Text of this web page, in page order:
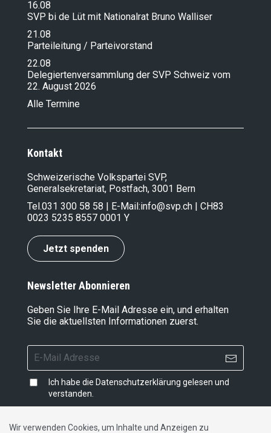
16.08
SVP bi de Lüt mit Nationalrat Bruno Walliser
21.08
Parteileitung / Parteivorstand
22.08
Delegiertenversammlung der SVP Schweiz vom
22. August 2026
Alle Termine
Kontakt
Schweizerische Volkspartei SVP,
Generalsekretariat, Postfach, 3001 Bern
Tel.031 300 58 58 | E-Mail:info@svp.ch | CH83
0023 5235 8557 0001 Y
Jetzt spenden
Newsletter Abonnieren
Geben Sie Ihre E-Mail Adresse ein, und erhalten
Sie die aktuellsten Informationen zuerst.
Ich habe die Datenschutzerklärung gelesen und
verstanden.
Wir verwenden Cookies, um Inhalte und Anzeigen zu